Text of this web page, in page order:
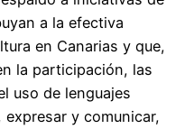
a la efectiva
en Canarias y que,
la participación, las
uso de lenguajes
y comunicar,